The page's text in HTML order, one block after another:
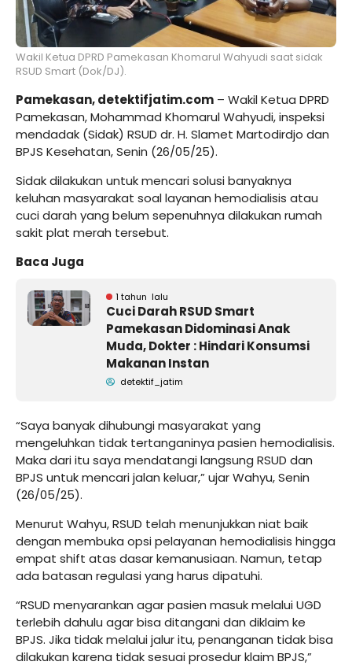
Wakil Ketua DPRD Pamekasan Khomarul Wahyudi saat sidak
RSUD Smart (Dok/DJ).
Pamekasan, detektifjatim.com – Wakil Ketua DPRD
Pamekasan, Mohammad Khomarul Wahyudi, inspeksi
mendadak (Sidak) RSUD dr. H. Slamet Martodirdjo dan
BPJS Kesehatan, Senin (26/05/25).
Sidak dilakukan untuk mencari solusi banyaknya
keluhan masyarakat soal layanan hemodialisis atau
cuci darah yang belum sepenuhnya dilakukan rumah
sakit plat merah tersebut.
Baca Juga
1 tahun lalu
Cuci Darah RSUD Smart
Pamekasan Didominasi Anak
Muda, Dokter : Hindari Konsumsi
Makanan Instan
detektif_jatim
“Saya banyak dihubungi masyarakat yang
mengeluhkan tidak tertanganinya pasien hemodialisis.
Maka dari itu saya mendatangi langsung RSUD dan
BPJS untuk mencari jalan keluar,” ujar Wahyu, Senin
(26/05/25).
Menurut Wahyu, RSUD telah menunjukkan niat baik
dengan membuka opsi pelayanan hemodialisis hingga
empat shift atas dasar kemanusiaan. Namun, tetap
ada batasan regulasi yang harus dipatuhi.
“RSUD menyarankan agar pasien masuk melalui UGD
terlebih dahulu agar bisa ditangani dan diklaim ke
BPJS. Jika tidak melalui jalur itu, penanganan tidak bisa
dilakukan karena tidak sesuai prosedur klaim BPJS,”